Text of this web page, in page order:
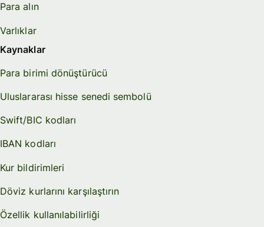
Para alın
Varlıklar
Kaynaklar
Para birimi dönüştürücü
Uluslararası hisse senedi sembolü
Swift/BIC kodları
IBAN kodları
Kur bildirimleri
Döviz kurlarını karşılaştırın
Özellik kullanılabilirliği